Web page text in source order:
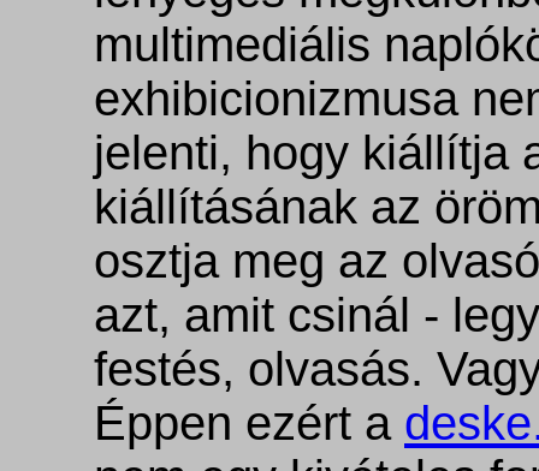
multimediális
exhibicionizmusa
jelenti, hogy kiállítja
kiállításának az
osztja meg az
azt, amit csinál -
festés, olvasás.
Éppen ezért a